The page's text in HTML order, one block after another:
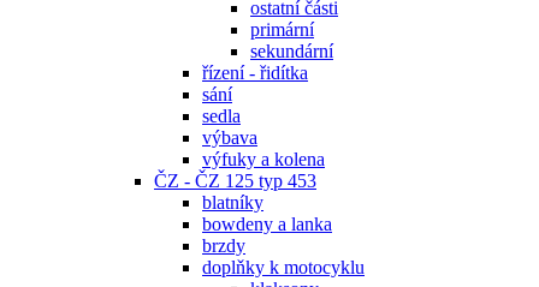
ostatní části
primární
sekundární
řízení - řidítka
sání
sedla
výbava
výfuky a kolena
ČZ - ČZ 125 typ 453
blatníky
bowdeny a lanka
brzdy
doplňky k motocyklu